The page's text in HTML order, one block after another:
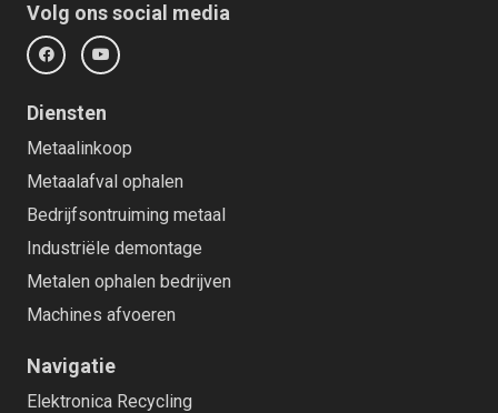
Volg ons social media
Diensten
Metaalinkoop
Metaalafval ophalen
Bedrijfsontruiming metaal
Industriële demontage
Metalen ophalen bedrijven
Machines afvoeren
Navigatie
Elektronica Recycling